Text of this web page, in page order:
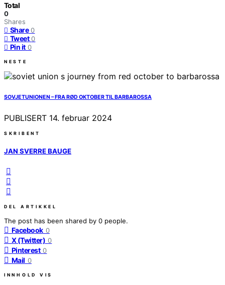
Total
0
Shares
Share 0
Tweet 0
Pin it 0
NESTE
SOVJETUNIONEN – FRA RØD OKTOBER TIL BARBAROSSA
PUBLISERT 14. februar 2024
SKRIBENT
JAN SVERRE BAUGE
DEL ARTIKKEL
The post has been shared by 0 people.
Facebook 0
X (Twitter) 0
Pinterest 0
Mail 0
INNHOLD VIS